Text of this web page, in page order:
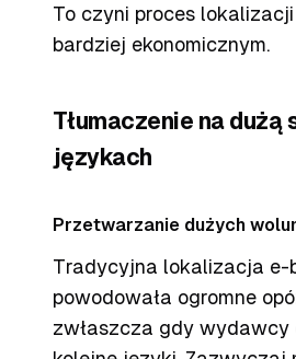
To czyni proces
bardziej ekonomicznym.
Tłumaczenie na dużą
językach
Przetwarzanie dużych
Tradycyjna lokalizacja e-
powodowała ogromne
zwłaszcza gdy wydawcy